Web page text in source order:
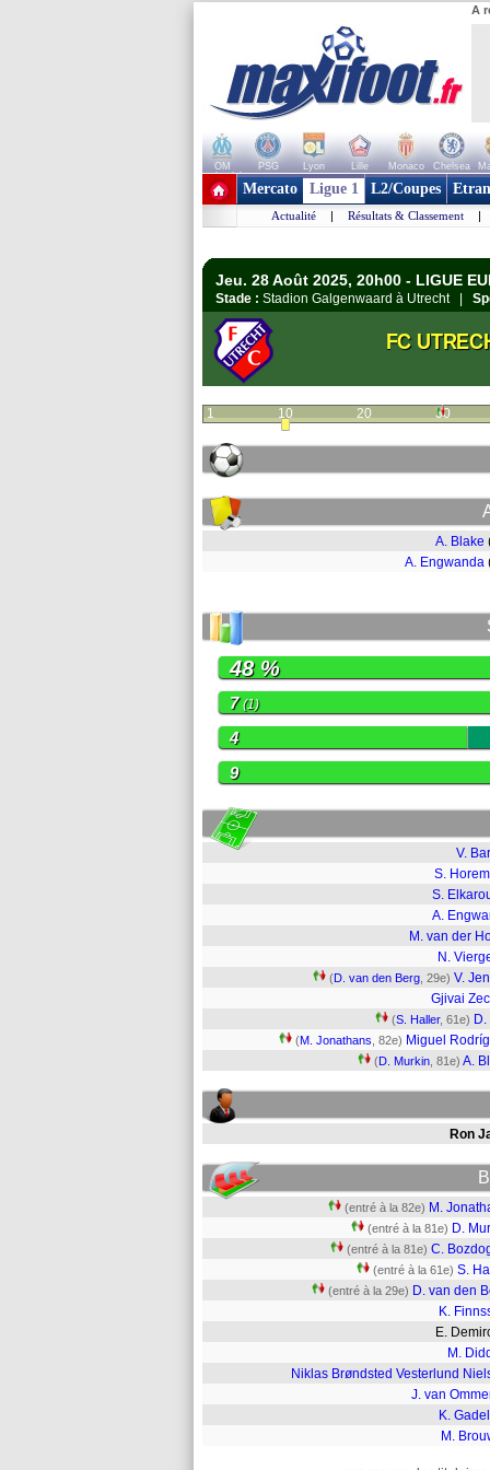
A
OM PSG Lyon Lille Monaco Chelsea
+ de clubs
Mercato Ligue 1 L2/Coupes
Actualité | Résultats & Classement |
Jeu. 28 Août 2025, 20h00 - LIGUE
Stade : Stadion Galgenwaard à Utrecht |
FC
1 10 20 30
A. Blake
A. Engwanda
48 %
7(1)
4
9
V.
S.
S.
A.
M. van der
N.
(D. van den Berg , 29e) V.
Gjivai
(S. Haller, 61e)
(M. Jonathans , 82e) Miguel
(D. Murkin , 81e) A.
Ron
(entré à la 82e) M.
(entré à la 81e) D.
(entré à la 81e) C.
(entré à la 61e) S.
(entré à la 29e) D. van den
K.
E.
M.
Niklas Brøndsted Vesterlund
J. van
K.
M.